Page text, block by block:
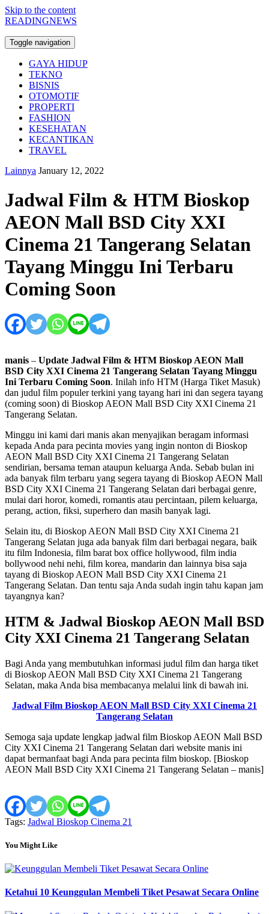
Skip to the content
READINGNEWS
Toggle navigation
GAYA HIDUP
TEKNO
BISNIS
OTOMOTIF
PROPERTI
FASHION
KESEHATAN
KECANTIKAN
TRAVEL
Lainnya January 12, 2022
Jadwal Film & HTM Bioskop
AEON Mall BSD City XXI
Cinema 21 Tangerang Selatan
Tayang Minggu Ini Terbaru
Coming Soon
manis – Update Jadwal Film & HTM Bioskop AEON Mall
BSD City XXI Cinema 21 Tangerang Selatan Tayang Minggu
Ini Terbaru Coming Soon. Inilah info HTM (Harga Tiket Masuk)
dan judul film populer terkini yang tayang hari ini dan segera tayang
(coming soon) di Bioskop AEON Mall BSD City XXI Cinema 21
Tangerang Selatan.
Minggu ini kami dari manis akan menyajikan beragam informasi
kepada Anda para pecinta movies yang ingin nonton di Bioskop
AEON Mall BSD City XXI Cinema 21 Tangerang Selatan
sendirian, bersama teman ataupun keluarga Anda. Sebab bulan ini
ada banyak film terbaru yang segera tayang di Bioskop AEON Mall
BSD City XXI Cinema 21 Tangerang Selatan dari berbagai genre,
mulai dari horor, komedi, romantis atau percintaan, pilem keluarga,
perang, action, fiksi, superhero dan masih banyak lagi.
Selain itu, di Bioskop AEON Mall BSD City XXI Cinema 21
Tangerang Selatan juga ada banyak film dari berbagai negara, baik
itu film Indonesia, film barat box office hollywood, film india
bollywood nehi nehi, film korea, mandarin dan lainnya bisa saja
tayang di Bioskop AEON Mall BSD City XXI Cinema 21
Tangerang Selatan. Dan tentu saja Anda sudah ingin tahu kapan jam
tayangnya kan?
HTM & Jadwal Bioskop AEON Mall BSD
City XXI Cinema 21 Tangerang Selatan
Bagi Anda yang membutuhkan informasi judul film dan harga tiket
di Bioskop AEON Mall BSD City XXI Cinema 21 Tangerang
Selatan, maka Anda bisa membacanya melalui link di bawah ini.
Jadwal Film Bioskop AEON Mall BSD City XXI Cinema 21
Tangerang Selatan
Semoga saja update lengkap jadwal film Bioskop AEON Mall BSD
City XXI Cinema 21 Tangerang Selatan dari website manis ini
dapat bermanfaat bagi Anda para pecinta film bioskop. [Bioskop
AEON Mall BSD City XXI Cinema 21 Tangerang Selatan – manis]
Tags: Jadwal Bioskop Cinema 21
You Might Like
Ketahui 10 Keunggulan Membeli Tiket Pesawat Secara Online